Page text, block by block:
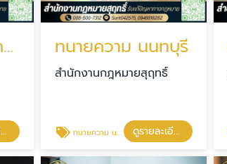
รับแก้ปัญหาทางกฎหมาย
ดูรายละเอียด
ทนายความ นนทบุรี
สำนักงานกฎหมายสุฤทธิ์
ทนายความ นนทบุรี ดูรายละเอียด